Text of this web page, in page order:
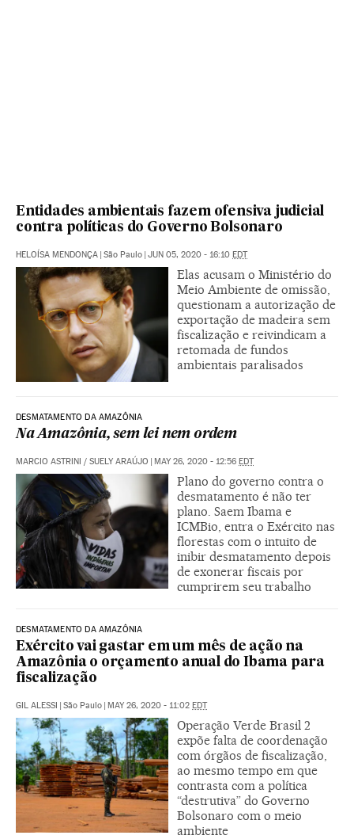
Entidades ambientais fazem ofensiva judicial
contra políticas do Governo Bolsonaro
HELOÍSA MENDONÇA | São Paulo | JUN 05, 2020 - 16:10 EDT
Elas acusam o Ministério do
Meio Ambiente de omissão,
questionam a autorização de
exportação de madeira sem
fiscalização e reivindicam a
retomada de fundos
ambientais paralisados
DESMATAMENTO DA AMAZÔNIA
Na Amazônia, sem lei nem ordem
MARCIO ASTRINI / SUELY ARAÚJO | MAY 26, 2020 - 12:56 EDT
Plano do governo contra o
desmatamento é não ter
plano. Saem Ibama e
ICMBio, entra o Exército nas
florestas com o intuito de
inibir desmatamento depois
de exonerar fiscais por
cumprirem seu trabalho
DESMATAMENTO DA AMAZÔNIA
Exército vai gastar em um mês de ação na
Amazônia o orçamento anual do Ibama para
fiscalização
GIL ALESSI | São Paulo | MAY 26, 2020 - 11:02 EDT
Operação Verde Brasil 2
expõe falta de coordenação
com órgãos de fiscalização,
ao mesmo tempo em que
contrasta com a política
“destrutiva” do Governo
Bolsonaro com o meio
ambiente